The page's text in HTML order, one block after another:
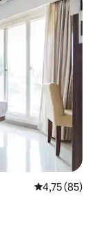
Évaluation
4,75 (85)